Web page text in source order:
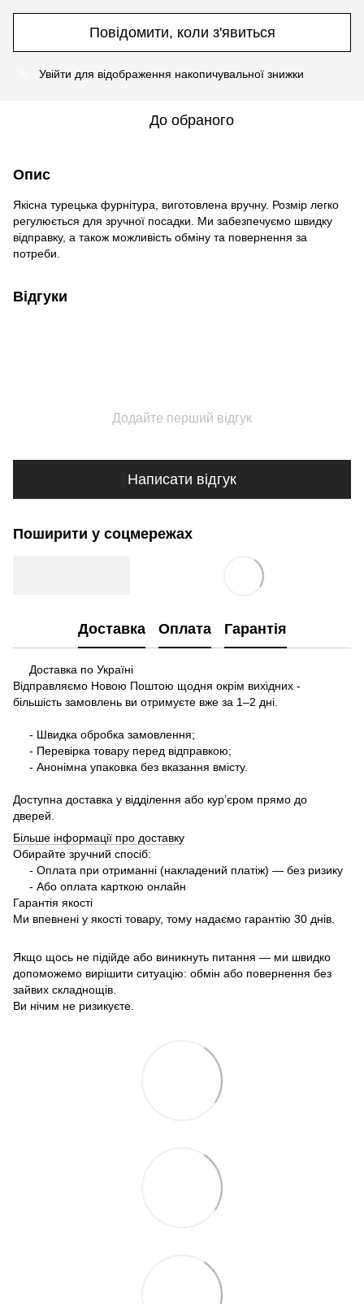
Повідомити, коли з'явиться
Увійти для відображення накопичувальної знижки
До обраного
Опис
Якісна турецька фурнітура, виготовлена вручну. Розмір легко
регулюється для зручної посадки. Ми забезпечуємо швидку
відправку, а також можливість обміну та повернення за
потреби.
Відгуки
Додайте перший відгук
Написати відгук
Поширити у соцмережах
Доставка Оплата Гарантія
Доставка по Україні
Відправляємо Новою Поштою щодня окрім вихідних -
більшість замовлень ви отримуєте вже за 1–2 дні.
- Швидка обробка замовлення;
- Перевірка товару перед відправкою;
- Анонімна упаковка без вказання вмісту.
Доступна доставка у відділення або кур’єром прямо до
дверей.
Більше інформації про доставку
Обирайте зручний спосіб:
- Оплата при отриманні (накладений платіж) — без ризику
- Або оплата карткою онлайн
Гарантія якості
Ми впевнені у якості товару, тому надаємо гарантію 30 днів.
Якщо щось не підійде або виникнуть питання — ми швидко
допоможемо вирішити ситуацію: обмін або повернення без
зайвих складнощів.
Ви нічим не ризикуєте.